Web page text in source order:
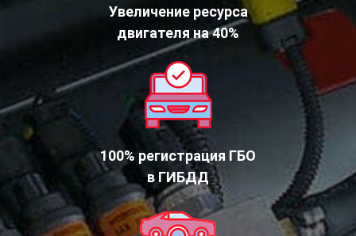
Увеличение ресурса
двигателя на 40%
100% регистрация ГБО
в ГИБДД